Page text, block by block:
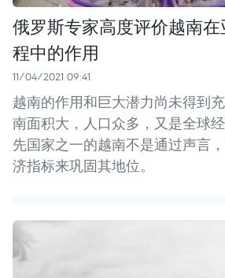
俄罗斯专家高度评价越南
程中的作用
11/04/2021 09:41
越南的作用和巨大潜力尚未得到
南面积大，人口众多，又是全球
先国家之一的越南不是通过声言
济指标来巩固其地位。